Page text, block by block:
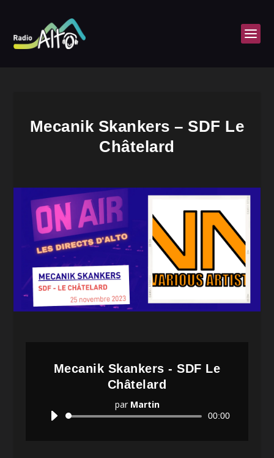
Mecanik Skankers – SDF Le
Châtelard
Mecanik Skankers - SDF Le
Châtelard
par Martin
Lecteur
00:00